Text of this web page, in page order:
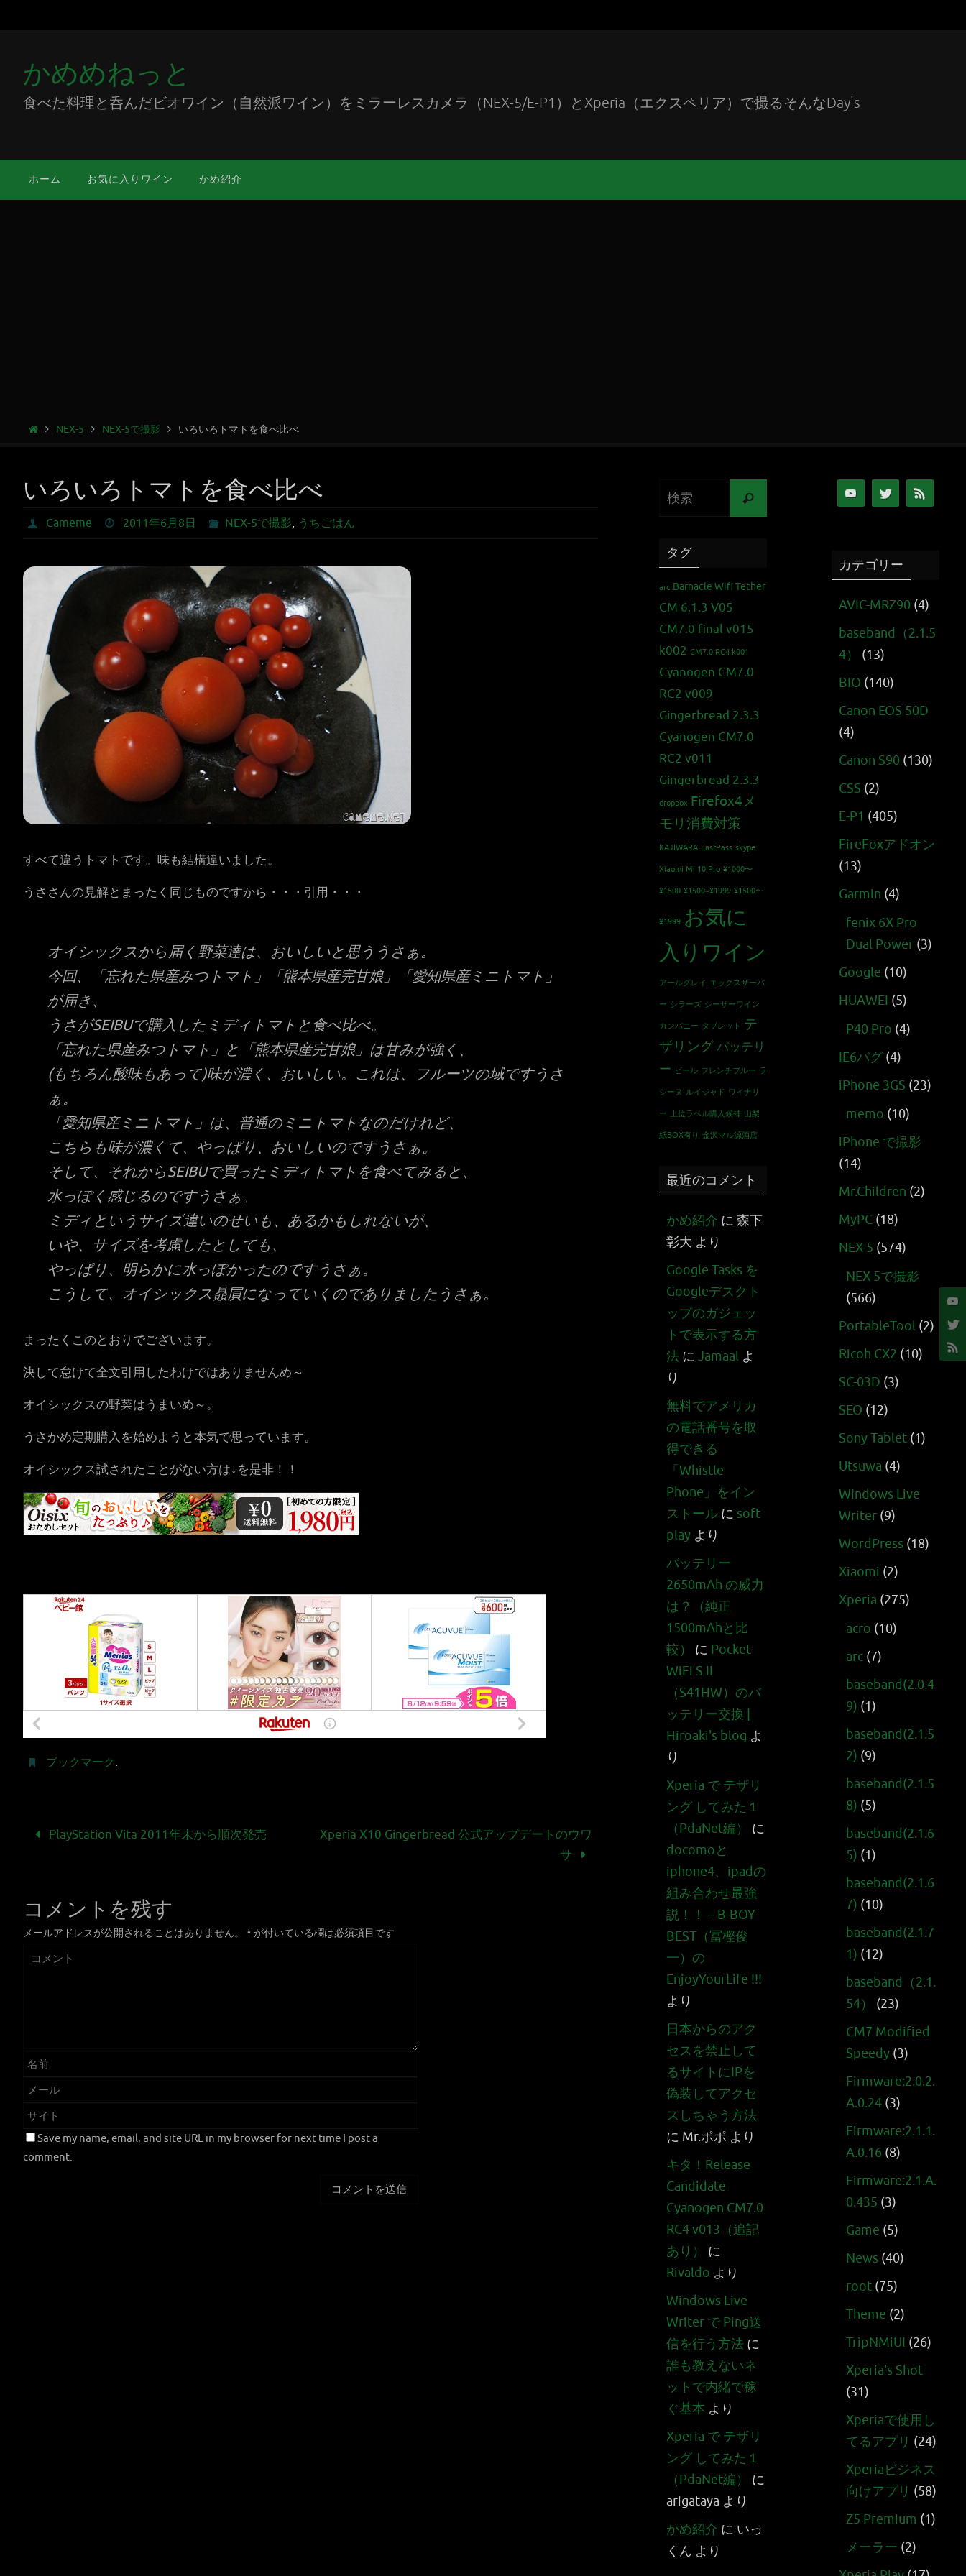
かめめねっと
食べた料理と呑んだビオワイン（自然派ワイン）をミラーレスカメラ（NEX-5/E-P1）とXperia（エクスペリア）で撮るそんなDay's
ホーム お気に入りワイン かめ紹介
NEX-5 NEX-5で撮影 いろいろトマトを食べ比べ
いろいろトマトを食べ比べ
Cameme 2011年6月8日 NEX-5で撮影, うちごはん
すべて違うトマトです。味も結構違いました。
うささんの見解とまったく同じものですから・・・引用・・・
オイシックスから届く野菜達は、おいしいと思ううさぁ。
今回、「忘れた県産みつトマト」「熊本県産完甘娘」「愛知県産ミニトマト」
が届き、
うさがSEIBUで購入したミディトマトと食べ比べ。
「忘れた県産みつトマト」と「熊本県産完甘娘」は甘みが強く、
(もちろん酸味もあって)味が濃く、おいしい。これは、フルーツの域ですうさ
ぁ。
「愛知県産ミニトマト」は、普通のミニトマトなのだけれど、
こちらも味が濃くて、やっぱり、おいしいのですうさぁ。
そして、それからSEIBUで買ったミディトマトを食べてみると、
水っぽく感じるのですうさぁ。
ミディというサイズ違いのせいも、あるかもしれないが、
いや、サイズを考慮したとしても、
やっぱり、明らかに水っぽかったのですうさぁ。
こうして、オイシックス贔屓になっていくのでありましたうさぁ。
まったくこのとおりでございます。
決して怠けて全文引用したわけではありませんめ～
オイシックスの野菜はうまいめ～。
うさかめ定期購入を始めようと本気で思っています。
オイシックス試されたことがない方は↓を是非！！
ブックマーク .
PlayStation Vita 2011年末から順次発売
Xperia X10 Gingerbread 公式アップデートのウワ
サ
コメントを残す
メールアドレスが公開されることはありません。 * が付いている欄は必須項目です
Save my name, email, and site URL in my browser for next time I post a
comment.
タグ
arc Barnacle Wifi Tether
CM 6.1.3 V05
CM7.0 final v015
k002 CM7.0 RC4 k001
Cyanogen CM7.0
RC2 v009
Gingerbread 2.3.3
Cyanogen CM7.0
RC2 v011
Gingerbread 2.3.3
dropbox Firefox4メ
モリ消費対策
KAJIWARA LastPass skype
Xiaomi Mi 10 Pro ¥1000〜
¥1500 ¥1500~¥1999 ¥1500〜
¥1999 お気に
入りワイン
アールグレイ エックスサーバ
ー シラーズ シーザーワイン
カンパニー タブレット
テ
ザリングバッテリ
ー ビール フレンチブルー ラ
シーヌ ルイジャド ワイナリ
ー 上位ラベル購入候補 山梨
紙BOX有り 金沢マル源酒店
最近のコメント
かめ紹介 に 森下
彰大 より
Google Tasks を
Googleデスクト
ップのガジェッ
トで表示する方
法 に Jamaal よ
り
無料でアメリカ
の電話番号を取
得できる
「Whistle
Phone」をイン
ストール に soft
play より
バッテリー
2650mAh の威力
は？（純正
1500mAhと比
較）
に Pocket
WiFi S II
（S41HW）のバ
ッテリー交換 |
Hiroaki's blog よ
り
Xperia で テザリ
ング してみた１
（PdaNet編）
に
docomoと
iphone4、ipadの
組み合わせ最強
説！！ – B-BOY
BEST（冨樫俊
一）の
EnjoyYourLife !!!
より
日本からのアク
セスを禁止して
るサイトにIPを
偽装してアクセ
スしちゃう方法
に Mr.ポポ より
キタ！Release
Candidate
Cyanogen CM7.0
RC4 v013（追記
あり）
に
Rivaldo より
Windows Live
Writer で Ping送
信を行う方法 に
誰も教えないネ
ットで内緒で稼
ぐ基本 より
Xperia で テザリ
ング してみた１
（PdaNet編）
に
arigataya より
かめ紹介 に いっ
くん より
カテゴリー
AVIC-MRZ90 (4)
baseband（2.1.5
4）
(13)
BIO (140)
Canon EOS 50D
(4)
Canon S90 (130)
CSS (2)
E-P1 (405)
FireFoxアドオン
(13)
Garmin (4)
fenix 6X Pro
Dual Power (3)
Google (10)
HUAWEI (5)
P40 Pro (4)
IE6バグ (4)
iPhone 3GS (23)
memo (10)
iPhone で撮影
(14)
Mr.Children (2)
MyPC (18)
NEX-5 (574)
NEX-5で撮影
(566)
PortableTool (2)
Ricoh CX2 (10)
SC-03D (3)
SEO (12)
Sony Tablet (1)
Utsuwa (4)
Windows Live
Writer (9)
WordPress (18)
Xiaomi (2)
Xperia (275)
acro (10)
arc (7)
baseband(2.0.4
9) (1)
baseband(2.1.5
2) (9)
baseband(2.1.5
8) (5)
baseband(2.1.6
5) (1)
baseband(2.1.6
7) (10)
baseband(2.1.7
1) (12)
baseband（2.1.
54）
(23)
CM7 Modified
Speedy (3)
Firmware:2.0.2.
A.0.24 (3)
Firmware:2.1.1.
A.0.16 (8)
Firmware:2.1.A.
0.435 (3)
Game (5)
News (40)
root (75)
Theme (2)
TripNMiUI (26)
Xperia's Shot
(31)
Xperiaで使用し
てるアプリ (24)
Xperiaビジネス
向けアプリ (58)
Z5 Premium (1)
メーラー (2)